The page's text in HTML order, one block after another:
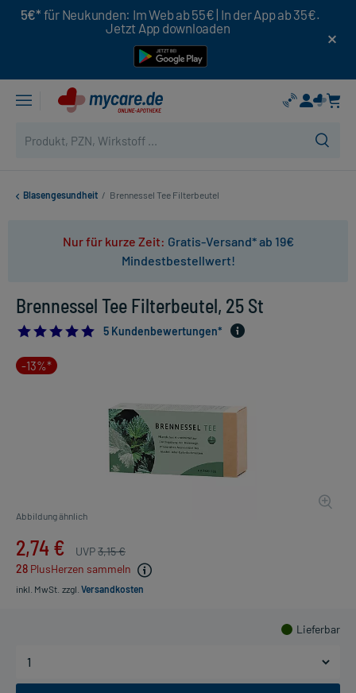
5€* für Neukunden: Im Web ab 55€ | In der App ab 35€.
Jetzt App downloaden
Blasengesundheit / Brennessel Tee Filterbeutel
Nur für kurze Zeit: Gratis-Versand* ab 19€
Mindestbestellwert!
Brennessel Tee Filterbeutel, 25 St
5.0
5 Kundenbewertungen*
-13%*
Abbildung ähnlich
2,74 € UVP3,15 €
28 PlusHerzen sammeln
inkl. MwSt. zzgl. Versandkosten
Lieferbar